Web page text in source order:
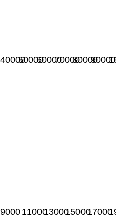
400005000060000700008000090000
9000 11000130001500017000